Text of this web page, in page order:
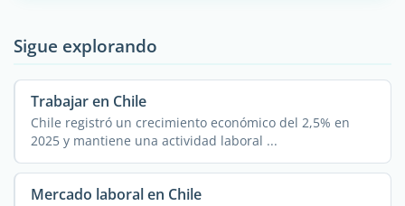
Sigue explorando
Trabajar en Chile
Chile registró un crecimiento económico del 2,5% en
2025 y mantiene una actividad laboral ...
Mercado laboral en Chile